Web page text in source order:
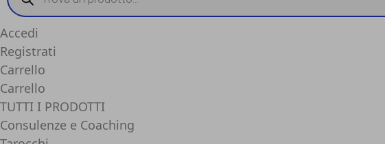
Accedi
Registrati
Carrello
Carrello
TUTTI I PRODOTTI
Consulenze e Coaching